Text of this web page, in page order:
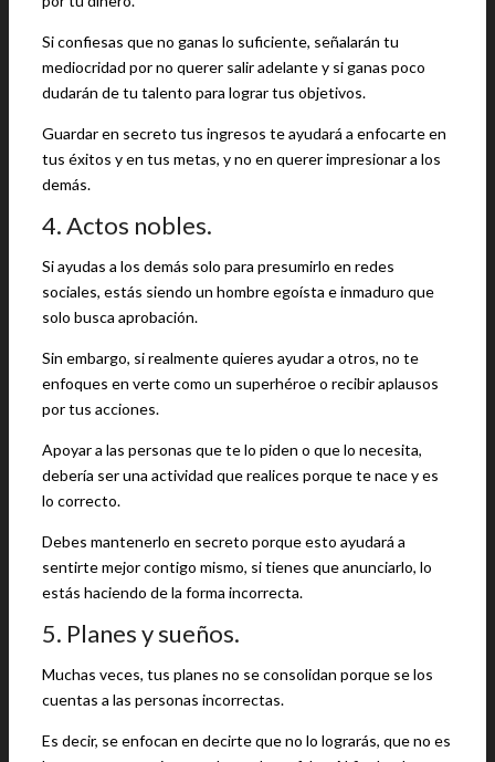
Si confiesas que no ganas lo suficiente, señalarán tu
mediocridad por no querer salir adelante y si ganas poco
dudarán de tu talento para lograr tus objetivos.
Guardar en secreto tus ingresos te ayudará a enfocarte en
tus éxitos y en tus metas, y no en querer impresionar a los
demás.
4. Actos nobles.
Si ayudas a los demás solo para presumirlo en redes
sociales, estás siendo un hombre egoísta e inmaduro que
solo busca aprobación.
Sin embargo, si realmente quieres ayudar a otros, no te
enfoques en verte como un superhéroe o recibir aplausos
por tus acciones.
Apoyar a las personas que te lo piden o que lo necesita,
debería ser una actividad que realices porque te nace y es
lo correcto.
Debes mantenerlo en secreto porque esto ayudará a
sentirte mejor contigo mismo, si tienes que anunciarlo, lo
estás haciendo de la forma incorrecta.
5. Planes y sueños.
Muchas veces, tus planes no se consolidan porque se los
cuentas a las personas incorrectas.
Es decir, se enfocan en decirte que no lo lograrás, que no es